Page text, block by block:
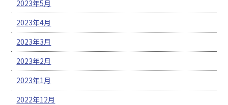
2023年5月
2023年4月
2023年3月
2023年2月
2023年1月
2022年12月